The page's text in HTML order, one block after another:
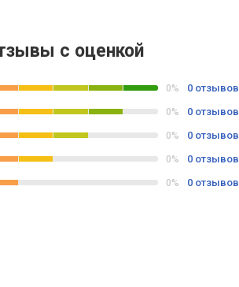
с оценкой
0% 0 отзывов
0% 0 отзывов
0% 0 отзывов
0% 0 отзывов
0% 0 отзывов